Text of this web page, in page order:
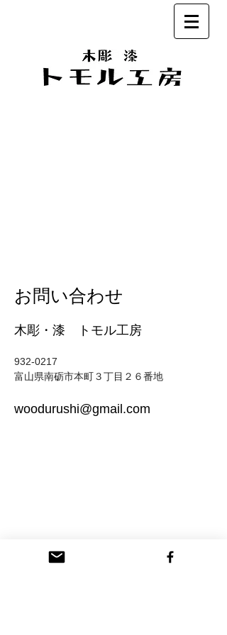
お問い合わせ
木彫・漆 トモル工房
932-0217
富山県南砺市本町３丁目２６番地
woodurushi@gmail.com